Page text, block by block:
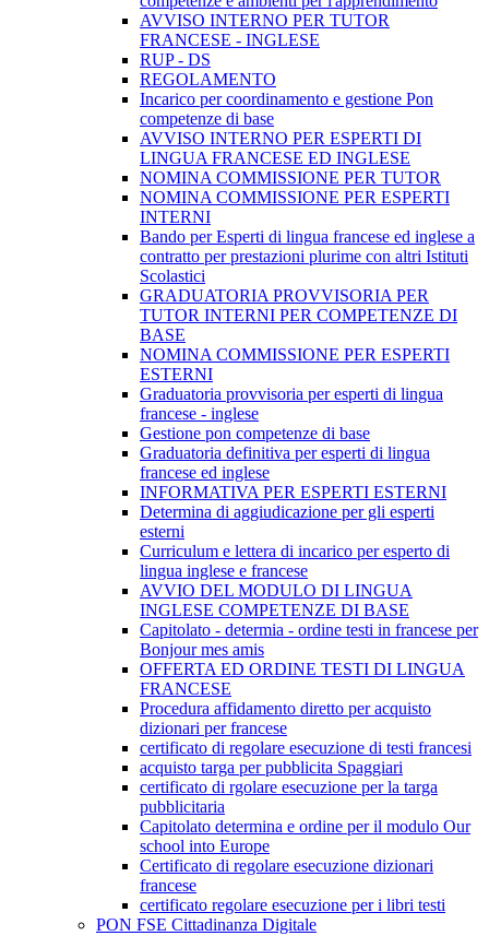
AVVISO INTERNO PER TUTOR
FRANCESE - INGLESE
RUP - DS
REGOLAMENTO
Incarico per coordinamento e gestione Pon
competenze di base
AVVISO INTERNO PER ESPERTI DI
LINGUA FRANCESE ED INGLESE
NOMINA COMMISSIONE PER TUTOR
NOMINA COMMISSIONE PER ESPERTI
INTERNI
Bando per Esperti di lingua francese ed inglese a
contratto per prestazioni plurime con altri Istituti
Scolastici
GRADUATORIA PROVVISORIA PER
TUTOR INTERNI PER COMPETENZE DI
BASE
NOMINA COMMISSIONE PER ESPERTI
ESTERNI
Graduatoria provvisoria per esperti di lingua
francese - inglese
Gestione pon competenze di base
Graduatoria definitiva per esperti di lingua
francese ed inglese
INFORMATIVA PER ESPERTI ESTERNI
Determina di aggiudicazione per gli esperti
esterni
Curriculum e lettera di incarico per esperto di
lingua inglese e francese
AVVIO DEL MODULO DI LINGUA
INGLESE COMPETENZE DI BASE
Capitolato - determia - ordine testi in francese per
Bonjour mes amis
OFFERTA ED ORDINE TESTI DI LINGUA
FRANCESE
Procedura affidamento diretto per acquisto
dizionari per francese
certificato di regolare esecuzione di testi francesi
acquisto targa per pubblicita Spaggiari
certificato di rgolare esecuzione per la targa
pubblicitaria
Capitolato determina e ordine per il modulo Our
school into Europe
Certificato di regolare esecuzione dizionari
francese
certificato regolare esecuzione per i libri testi
PON FSE Cittadinanza Digitale